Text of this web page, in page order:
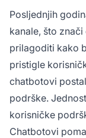
Posljednjih
kanale, što
prilagoditi kako
pristigle
chatbotovi
podrške.
korisničke
Chatbotovi